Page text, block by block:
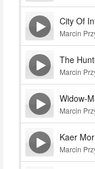
City Of
Marcin
The
Marcin
Widow-
Marcin
Kaer
Marcin